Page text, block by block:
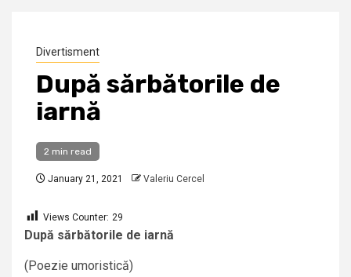
Divertisment
După sărbătorile de
iarnă
2 min read
January 21, 2021 Valeriu Cercel
Views Counter: 29
După sărbătorile de iarnă
(Poezie umoristică)